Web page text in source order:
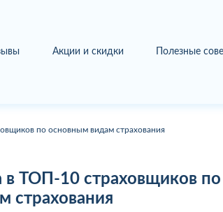
Акции и скидки Полезные
по основным видам страхования
в ТОП-10 страховщиков по
страхования